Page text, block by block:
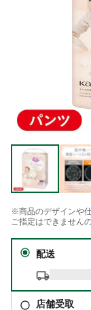
※商品のデザインや
ご指定はできません
配送
店舗受取